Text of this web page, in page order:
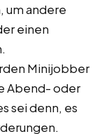
um andere
einen
Minijobber
Abend- oder
sei denn, es